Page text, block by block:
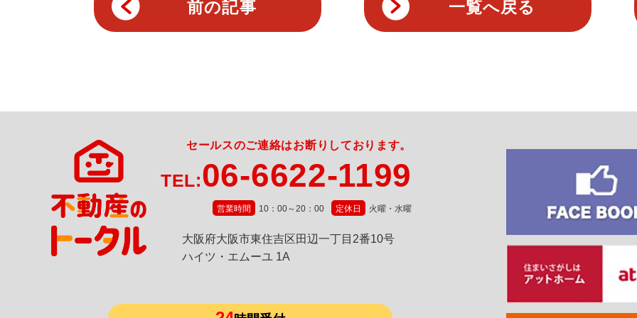
前の記事 一覧へ戻る
セールスのご連絡はお断りしております。
TEL:06-6622-1199
営業時間 10：00～20：00 定休日 火曜・水曜
⼤阪府⼤阪市東住吉区⽥辺⼀丁⽬2番10号
ハイツ・エムーユ 1A